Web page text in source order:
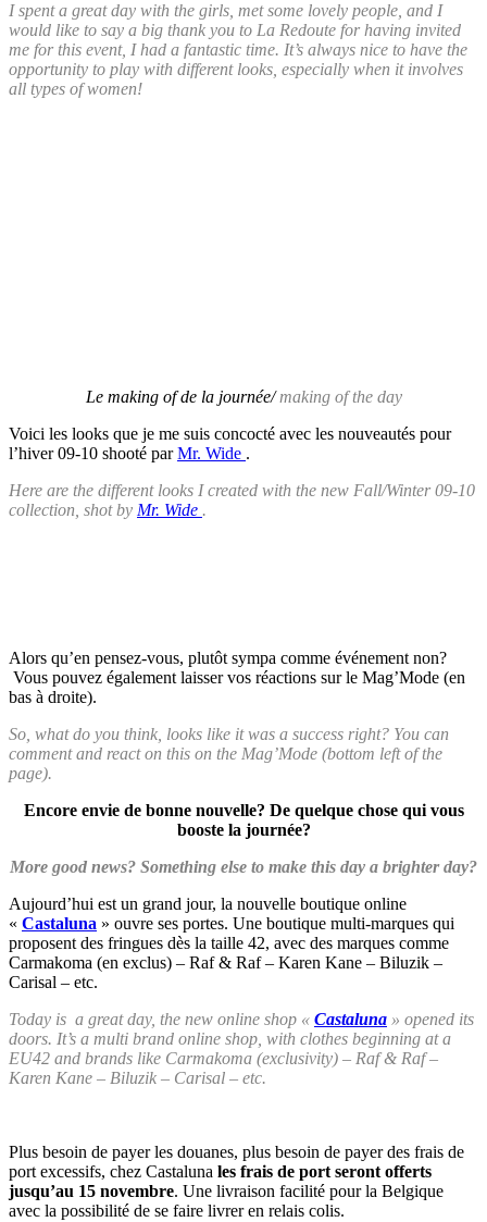
I spent a great day with the girls, met some lovely people, and I
would like to say a big thank you to La Redoute for having invited
me for this event, I had a fantastic time. It’s always nice to have the
opportunity to play with different looks, especially when it involves
all types of women!
Le making of de la journée/making of the day
Voici les looks que je me suis concocté avec les nouveautés pour
l’hiver 09-10 shooté parMr. Wide .
Here are the different looks I created with the new Fall/Winter 09-10
collection, shot by Mr. Wide .
Alors qu’en pensez-vous, plutôt sympa comme événement non?
Vous pouvez également laisser vos réactions sur le Mag’Mode (en
bas à droite).
So, what do you think, looks like it was a success right? You can
comment and react on this on the Mag’Mode (bottom left of the
page).
Encore envie de bonne nouvelle? De quelque chose qui vous
booste la journée?
More good news? Something else to make this day a brighter day?
Aujourd’hui est un grand jour, la nouvelle boutique online
« Castaluna » ouvre ses portes. Une boutique multi-marques qui
proposent des fringues dès la taille 42, avec des marques comme
Carmakoma (en exclus) – Raf & Raf – Karen Kane – Biluzik –
Carisal – etc.
Today is a great day, the new online shop « Castaluna » opened its
doors. It’s a multi brand online shop, with clothes beginning at a
EU42 and brands like Carmakoma (exclusivity) – Raf & Raf –
Karen Kane – Biluzik – Carisal – etc.
Plus besoin de payer les douanes, plus besoin de payer des frais de
port excessifs, chez Castaluna les frais de port seront offerts
jusqu’au 15 novembre. Une livraison facilité pour la Belgique
avec la possibilité de se faire livrer en relais colis.